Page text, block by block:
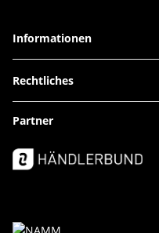
Informationen
Rechtliches
Partner